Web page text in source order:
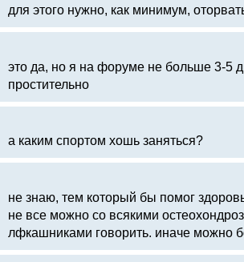
для этого нужно, как минимум,
это да, но я на форуме не больше 3-5
простительно
а каким спортом хошь заняться?
не знаю, тем который бы помог
не все можно со всякими
лфкашниками говорить. иначе можно